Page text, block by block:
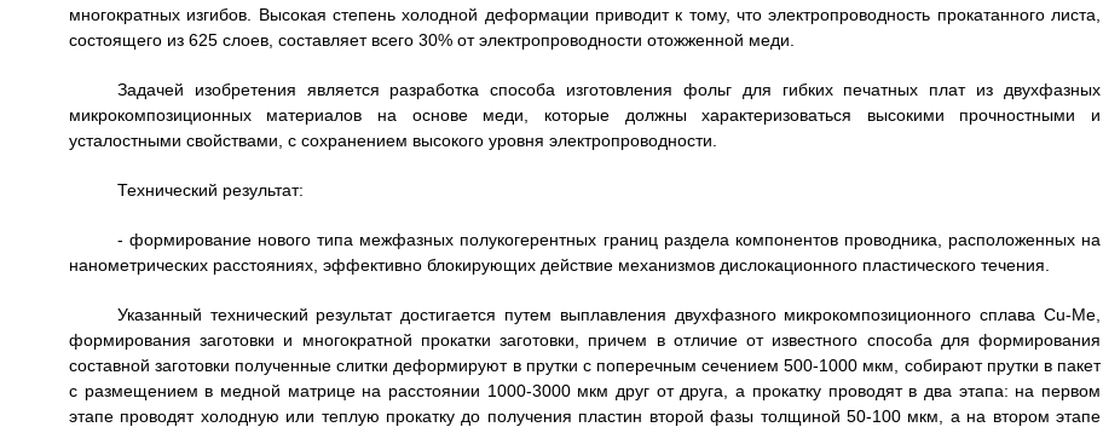
многократных изгибов. Высокая степень холодной деформации приводит к тому, что электропроводность прокатанного листа,
состоящего из 625 слоев, составляет всего 30% от электропроводности отожженной меди.
Задачей изобретения является разработка способа изготовления фольг для гибких печатных плат из двухфазных
микрокомпозиционных материалов на основе меди, которые должны характеризоваться высокими прочностными и
усталостными свойствами, с сохранением высокого уровня электропроводности.
Технический результат:
- формирование нового типа межфазных полукогерентных границ раздела компонентов проводника, расположенных на
нанометрических расстояниях, эффективно блокирующих действие механизмов дислокационного пластического течения.
Указанный технический результат достигается путем выплавления двухфазного микрокомпозиционного сплава Cu-Me,
формирования заготовки и многократной прокатки заготовки, причем в отличие от известного способа для формирования
составной заготовки полученные слитки деформируют в прутки с поперечным сечением 500-1000 мкм, собирают прутки в пакет
с размещением в медной матрице на расстоянии 1000-3000 мкм друг от друга, а прокатку проводят в два этапа: на первом
этапе проводят холодную или теплую прокатку до получения пластин второй фазы толщиной 50-100 мкм, а на втором этапе